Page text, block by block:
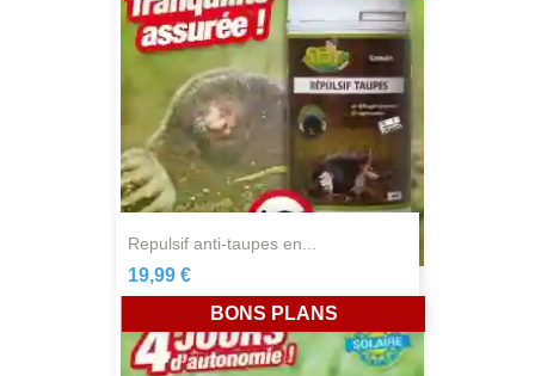
repulsif anti-taupes en...
19,99 €
BONS PLANS